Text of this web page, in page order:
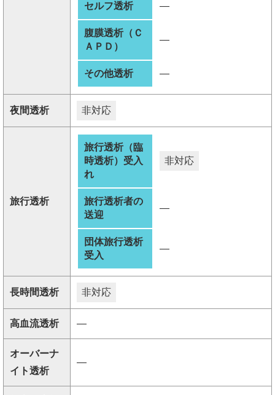
セルフ透析 ―
腹膜透析（Ｃ
ＡＰＤ）
―
その他透析 ―
夜間透析 非対応
旅行透析
旅行透析（臨
時透析）受入
れ
非対応
旅行透析者の
送迎
―
団体旅行透析
受入
―
長時間透析 非対応
高血流透析 ―
オーバーナ
イト透析
―